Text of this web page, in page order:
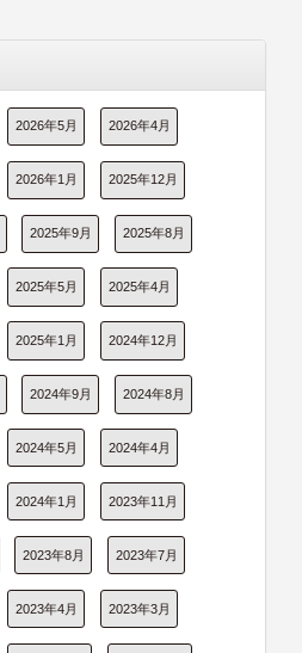
2026年5月 2026年4月
2026年1月 2025年12月
2025年9月 2025年8月
2025年5月 2025年4月
2025年1月 2024年12月
2024年9月 2024年8月
2024年5月 2024年4月
2024年1月 2023年11月
2023年8月 2023年7月
2023年4月 2023年3月